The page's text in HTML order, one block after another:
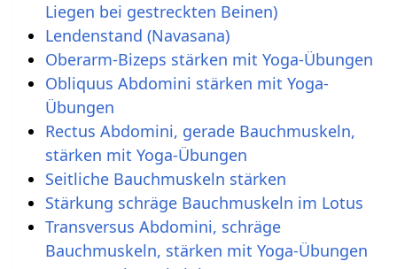
Liegen bei gestreckten Beinen)
Lendenstand (Navasana)
Oberarm-Bizeps stärken mit Yoga-Übungen
Obliquus Abdomini stärken mit Yoga-
Übungen
Rectus Abdomini, gerade Bauchmuskeln,
stärken mit Yoga-Übungen
Seitliche Bauchmuskeln stärken
Stärkung schräge Bauchmuskeln im Lotus
Transversus Abdomini, schräge
Bauchmuskeln, stärken mit Yoga-Übungen